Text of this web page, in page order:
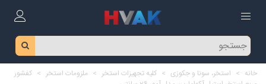
خانه > استخر، سونا و جکوزی > کلیه تجهیزات استخر > ملزومات استخر > کفشور